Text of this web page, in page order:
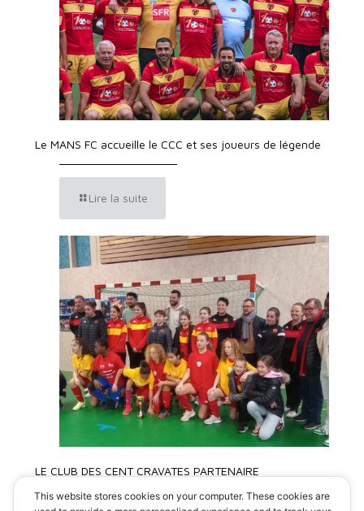
Le MANS FC accueille le CCC et ses joueurs de légende
Lire la suite
LE CLUB DES CENT CRAVATES PARTENAIRE
This website stores cookies on your computer. These cookies are